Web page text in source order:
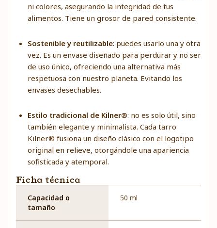
ni colores, asegurando la integridad de tus
alimentos. Tiene un grosor de pared consistente.
Sostenible y reutilizable: puedes usarlo una y otra
vez. Es un envase diseñado para perdurar y no ser
de uso único, ofreciendo una alternativa más
respetuosa con nuestro planeta. Evitando los
envases desechables.
Estilo tradicional de Kilner®: no es solo útil, sino
también elegante y minimalista. Cada tarro
Kilner® fusiona un diseño clásico con el logotipo
original en relieve, otorgándole una apariencia
sofisticada y atemporal.
Ficha técnica
Capacidad o
tamaño
50 ml